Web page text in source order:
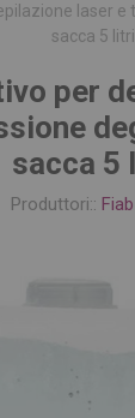
laser
sacca 5 litri
per
sacca 5
Produttori:: Fiab